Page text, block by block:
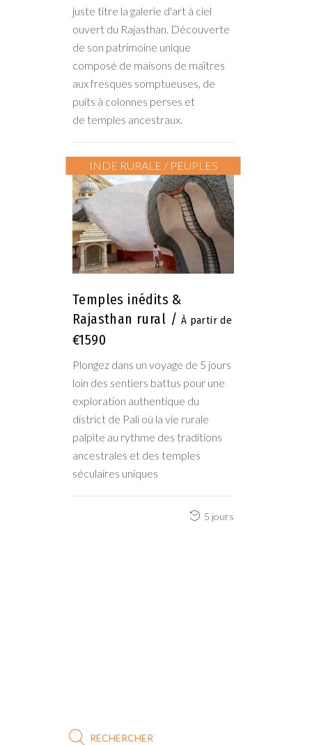
juste titre la galerie d'art à ciel
ouvert du Rajasthan. Découverte
de son patrimoine unique
composé de maisons de maîtres
aux fresques somptueuses, de
puits à colonnes perses et
de temples ancestraux.
10 jours
INDE RURALE / PEUPLES
Temples inédits &
Rajasthan rural
€1590
Plongez dans un voyage de 5 jours
loin des sentiers battus pour une
exploration authentique du
district de Pali où la vie rurale
palpite au rythme des traditions
ancestrales et des temples
séculaires uniques
5 jours
RECHERCHER